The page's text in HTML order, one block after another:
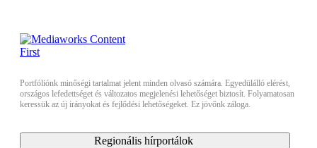
Portfóliónk minőségi tartalmat jelent minden olvasó számára. Egyedülálló elérést,
országos lefedettséget és változatos megjelenési lehetőséget biztosít. Folyamatosan
keressük az új irányokat és fejlődési lehetőségeket. Ez jövőnk záloga.
Regionális hírportálok